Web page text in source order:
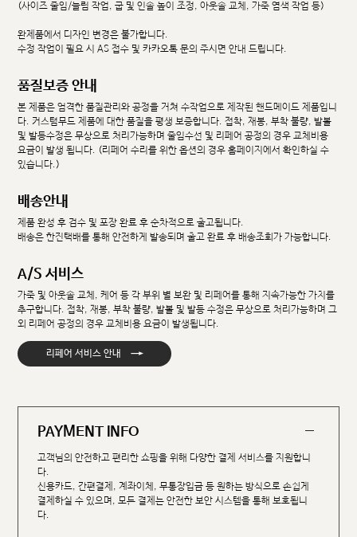
(사이즈 줄임/늘림 작업, 굽 및 인솔 높이 조정, 아웃솔 교체, 가죽 염색 작업 등)
완제품에서 디자인 변경은 불가합니다.
수정 작업이 필요 시 AS 접수 및 카카오톡 문의 주시면 안내 드립니다.
품질보증 안내
본 제품은 엄격한 품질관리와 공정을 거쳐 수작업으로 제작된 핸드메이드 제품입니
다. 커스텀무드 제품에 대한 품질을 평생 보증합니다. 접착, 재봉, 부착 불량, 발볼
및 발등수정은 무상으로 처리가능하며 줄임수선 및 리페어 공정의 경우 교체비용
요금이 발생 됩니다. (리페어 수리를 위한 옵션의 경우 홈페이지에서 확인하실 수
있습니다.)
배송안내
제품 완성 후 검수 및 포장 완료 후 순차적으로 출고됩니다.
배송은 한진택배를 통해 안전하게 발송되며 출고 완료 후 배송조회가 가능합니다.
A/S 서비스
가죽 및 아웃솔 교체, 케어 등 각 부위 별 보완 및 리페어를 통해 지속가능한 가치를
추구합니다. 접착, 재봉, 부착 불량, 발볼 및 발등 수정은 무상으로 처리가능하며 그
외 리페어 공정의 경우 교체비용 요금이 발생됩니다.
리페어 서비스 안내 →
PAYMENT INFO
고객님의 안전하고 편리한 쇼핑을 위해 다양한 결제 서비스를 지원합니
다.
신용카드, 간편결제, 계좌이체, 무통장입금 등 원하는 방식으로 손쉽게
결제하실 수 있으며, 모든 결제는 안전한 보안 시스템을 통해 보호됩니
다.